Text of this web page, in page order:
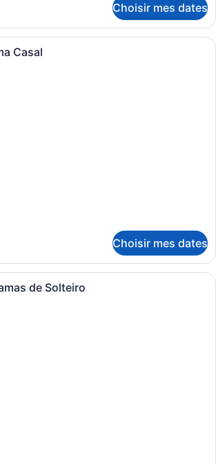
Choisir mes dates
Casal
Choisir mes dates
Une chambre d’hôtel moderne
de Solteiro